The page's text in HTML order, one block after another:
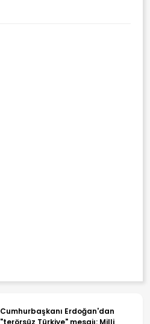
Cumhurbaşkanı Erdoğan'dan
"terörsüz Türkiye" mesajı: Milli